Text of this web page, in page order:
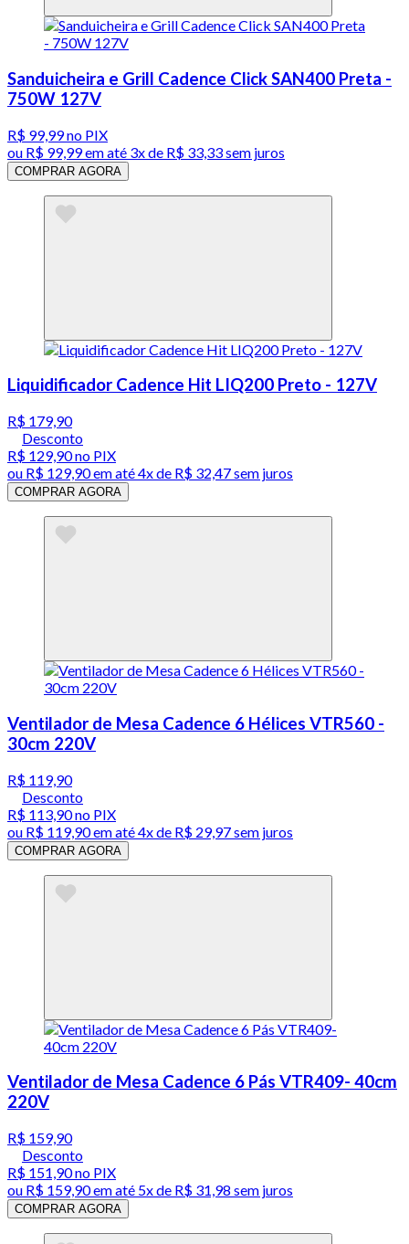
Sanduicheira e Grill Cadence Click SAN400 Preta -
750W 127V
R$ 99,99no PIX
ou R$ 99,99em até 3x de R$ 33,33 sem juros
COMPRAR AGORA
Liquidificador Cadence Hit LIQ200 Preto - 127V
R$ 179,90
Desconto
R$ 129,90no PIX
ou R$ 129,90em até4x de R$ 32,47 sem juros
COMPRAR AGORA
Ventilador de Mesa Cadence 6 Hélices VTR560 -
30cm 220V
R$ 119,90
Desconto
R$ 113,90no PIX
ou R$ 119,90em até4x de R$ 29,97 sem juros
COMPRAR AGORA
Ventilador de Mesa Cadence 6 Pás VTR409- 40cm
220V
R$ 159,90
Desconto
R$ 151,90no PIX
ou R$ 159,90em até 5x de R$ 31,98 sem juros
COMPRAR AGORA